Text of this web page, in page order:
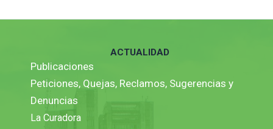
ACTUALIDAD
Publicaciones
Peticiones, Quejas, Reclamos, Sugerencias y
Denuncias
La Curadora